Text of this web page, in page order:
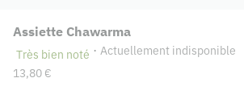
Assiette Chawarma
Très bien noté · Actuellement indisponible
13,80 €